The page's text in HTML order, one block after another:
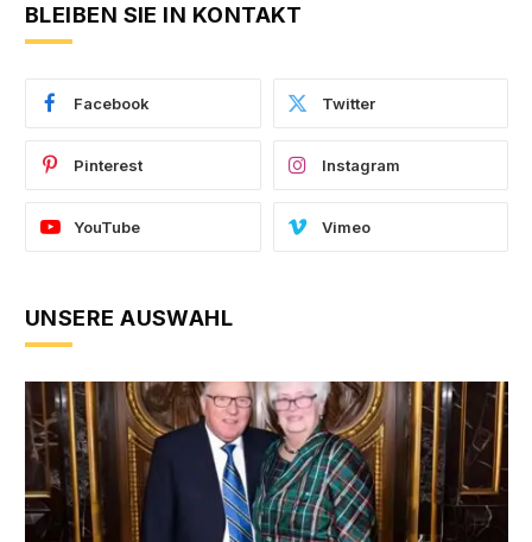
BLEIBEN SIE IN KONTAKT
Facebook Twitter
Pinterest Instagram
YouTube Vimeo
UNSERE AUSWAHL